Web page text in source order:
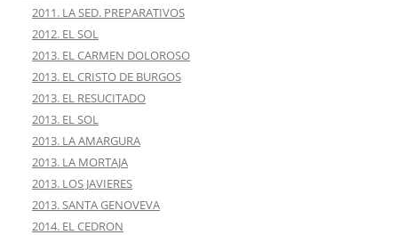
2011. LA SED. PREPARATIVOS
2012. EL SOL
2013. EL CARMEN DOLOROSO
2013. EL CRISTO DE BURGOS
2013. EL RESUCITADO
2013. EL SOL
2013. LA AMARGURA
2013. LA MORTAJA
2013. LOS JAVIERES
2013. SANTA GENOVEVA
2014. EL CEDRON